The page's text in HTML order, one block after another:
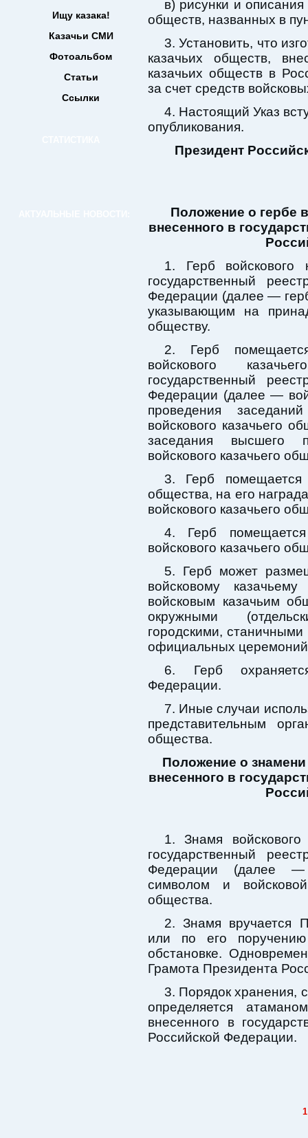
Ищу казака!
Казачьи СМИ
Фотоальбом
Статьи
Ссылки
в) рисунки и
обществ, названных в
3. Установить, что
казачьих обществ,
казачьих обществ в
за счет средств
4. Настоящий Указ
опубликования.
Президент
Положение о гербе
внесенного в
1. Герб войскового
государственный
Федерации (далее —
указывающим на
обществу.
2. Герб
войскового
государственный
Федерации (далее —
проведения
войскового казачьего
заседания высшего
войскового казачьего
3. Герб помещается
общества, на его
войскового казачьего
4. Герб
войскового казачьего
5. Герб может
войсковому
войсковым казачьим
окружными
городскими,
официальных
6. Герб
Федерации.
7. Иные случаи
представительным
общества.
Положение о
внесенного в
1. Знамя войскового
государственный
Федерации (далее —
символом и войсковой
общества.
2. Знамя вручается
или по его
обстановке.
Грамота Президента
3. Порядок хранения,
определяется
внесенного в
Российской Федерации.
1